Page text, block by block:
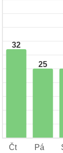
32
25
Čt
Pá